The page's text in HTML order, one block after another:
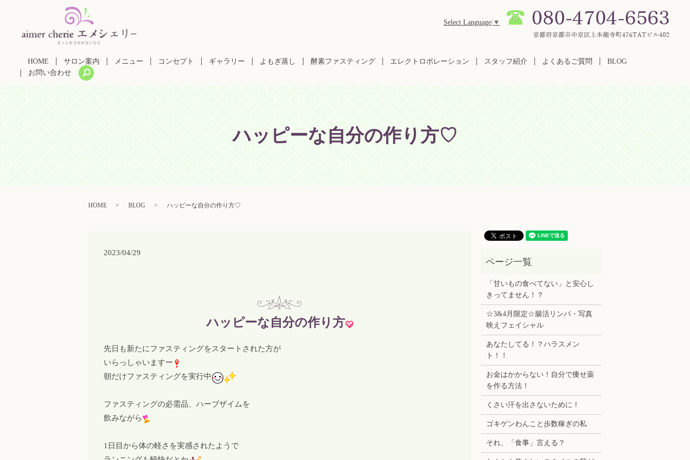
Select Language ▼
HOME サロン案内 メニュー コンセプト ギャラリー よもぎ蒸し 酵素ファスティング エレクトロポレーション スタッフ紹介 よくあるご質問
BLOG
お問い合わせ
ハッピーな自分の作り方♡
HOME BLOG ハッピーな自分の作り方♡
2023/04/29
ハッピーな自分の作り方
先日も新たにファスティングをスタートされた方が
いらっしゃいますー
朝だけファスティングを実行中
ファスティングの必需品、ハーブザイムを
飲みながら
1日目から体の軽さを実感されたようで
「甘いもの食べてない」と安心し
きってません！？
☆3&4月限定☆腸活リンパ・写真
映えフェイシャル
あなたしてる！？ハラスメン
ト！！
お金はかからない！自分で痩せ薬
を作る方法！
くさい汗を出さないために！
ゴキゲンわんこと歩数稼ぎの私
それ、「食事」言える？